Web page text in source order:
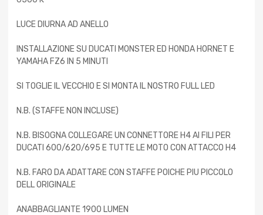
LUCE DIURNA AD ANELLO
INSTALLAZIONE SU DUCATI MONSTER ED HONDA HORNET E
YAMAHA FZ6 IN 5 MINUTI
SI TOGLIE IL VECCHIO E SI MONTA IL NOSTRO FULL LED
N.B. (STAFFE NON INCLUSE)
N.B. BISOGNA COLLEGARE UN CONNETTORE H4 AI FILI PER
DUCATI 600/620/695 E TUTTE LE MOTO CON ATTACCO H4
N.B. FARO DA ADATTARE CON STAFFE POICHE PIU PICCOLO
DELL ORIGINALE
ANABBAGLIANTE 1900 LUMEN